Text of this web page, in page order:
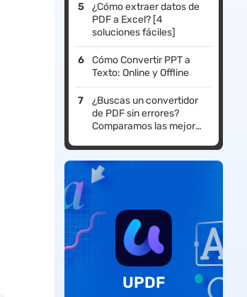
¿Cómo extraer datos de
PDF a Excel? [4
soluciones fáciles]
Cómo Convertir PPT a
Texto: Online y Offline
¿Buscas un convertidor
de PDF sin errores?
Comparamos las mejores
UPDF